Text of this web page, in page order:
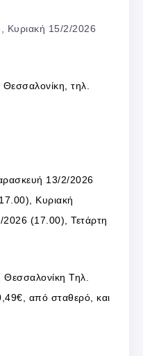
Κυριακή 15/2/2026
τηλ.
13/2/2026
Κυριακή
(17.00), Τετάρτη
Θεσσαλονίκη Τηλ.
από σταθερό, και